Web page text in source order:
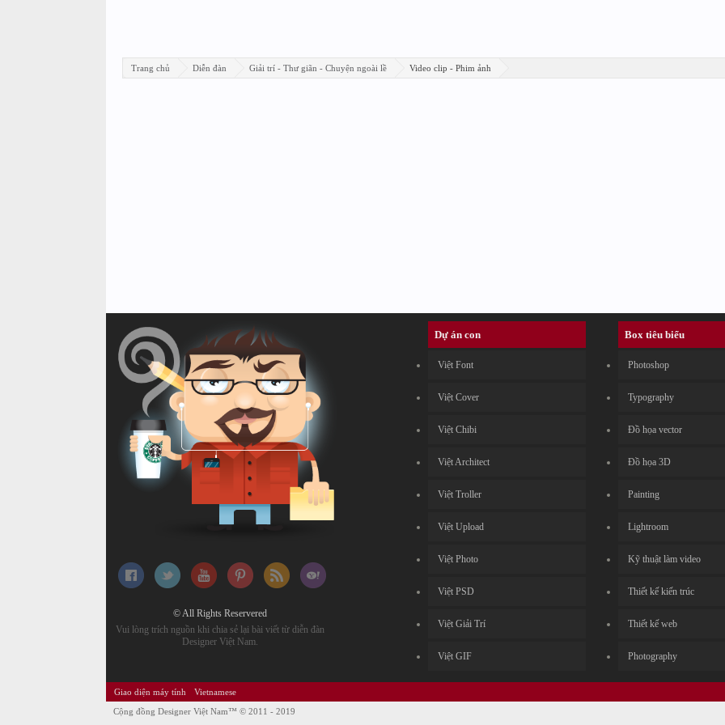
Trang chủ Diễn đàn Giải trí - Thư giãn - Chuyện ngoài lề Video clip - Phim ảnh
© All Rights Reservered
Vui lòng trích nguồn khi chia sẻ lại bài viết từ diễn đàn
Designer Việt Nam.
Dự án con
Việt Font
Việt Cover
Việt Chibi
Việt Architect
Việt Troller
Việt Upload
Việt Photo
Việt PSD
Việt Giải Trí
Việt GIF
Box tiêu biểu
Photoshop
Typography
Đồ họa vector
Đồ họa 3D
Painting
Lightroom
Kỹ thuật làm video
Thiết kế kiến trúc
Thiết kế web
Photography
Giao diện máy tính Vietnamese
Cộng đồng Designer Việt Nam™ © 2011 - 2019